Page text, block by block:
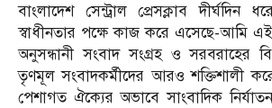
বাংলাদেশ সেন্ট্রাল প্রেসক্লাব দীর্ঘদিন
স্বাধীনতার পক্ষে কাজ করে এসেছে-আমি
অনুসন্ধানী সংবাদ সংগ্রহ ও সরবরাহের
তৃণমূল সংবাদকর্মীদের আরও শক্তিশালী
পেশাগত ঐক্যের অভাবে সাংবাদিক